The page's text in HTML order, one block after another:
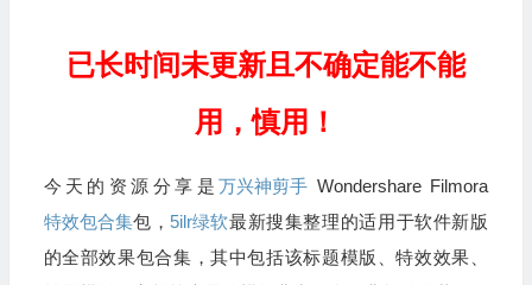
已长时间未更新且不确定能不能
用，慎用！
今天的资源分享是万兴神剪手 Wondershare Filmora
特效包合集包， 5ilr绿软最新搜集整理的适用于软件新版
的全部效果包合集，其中包括该标题模版、特效效果、